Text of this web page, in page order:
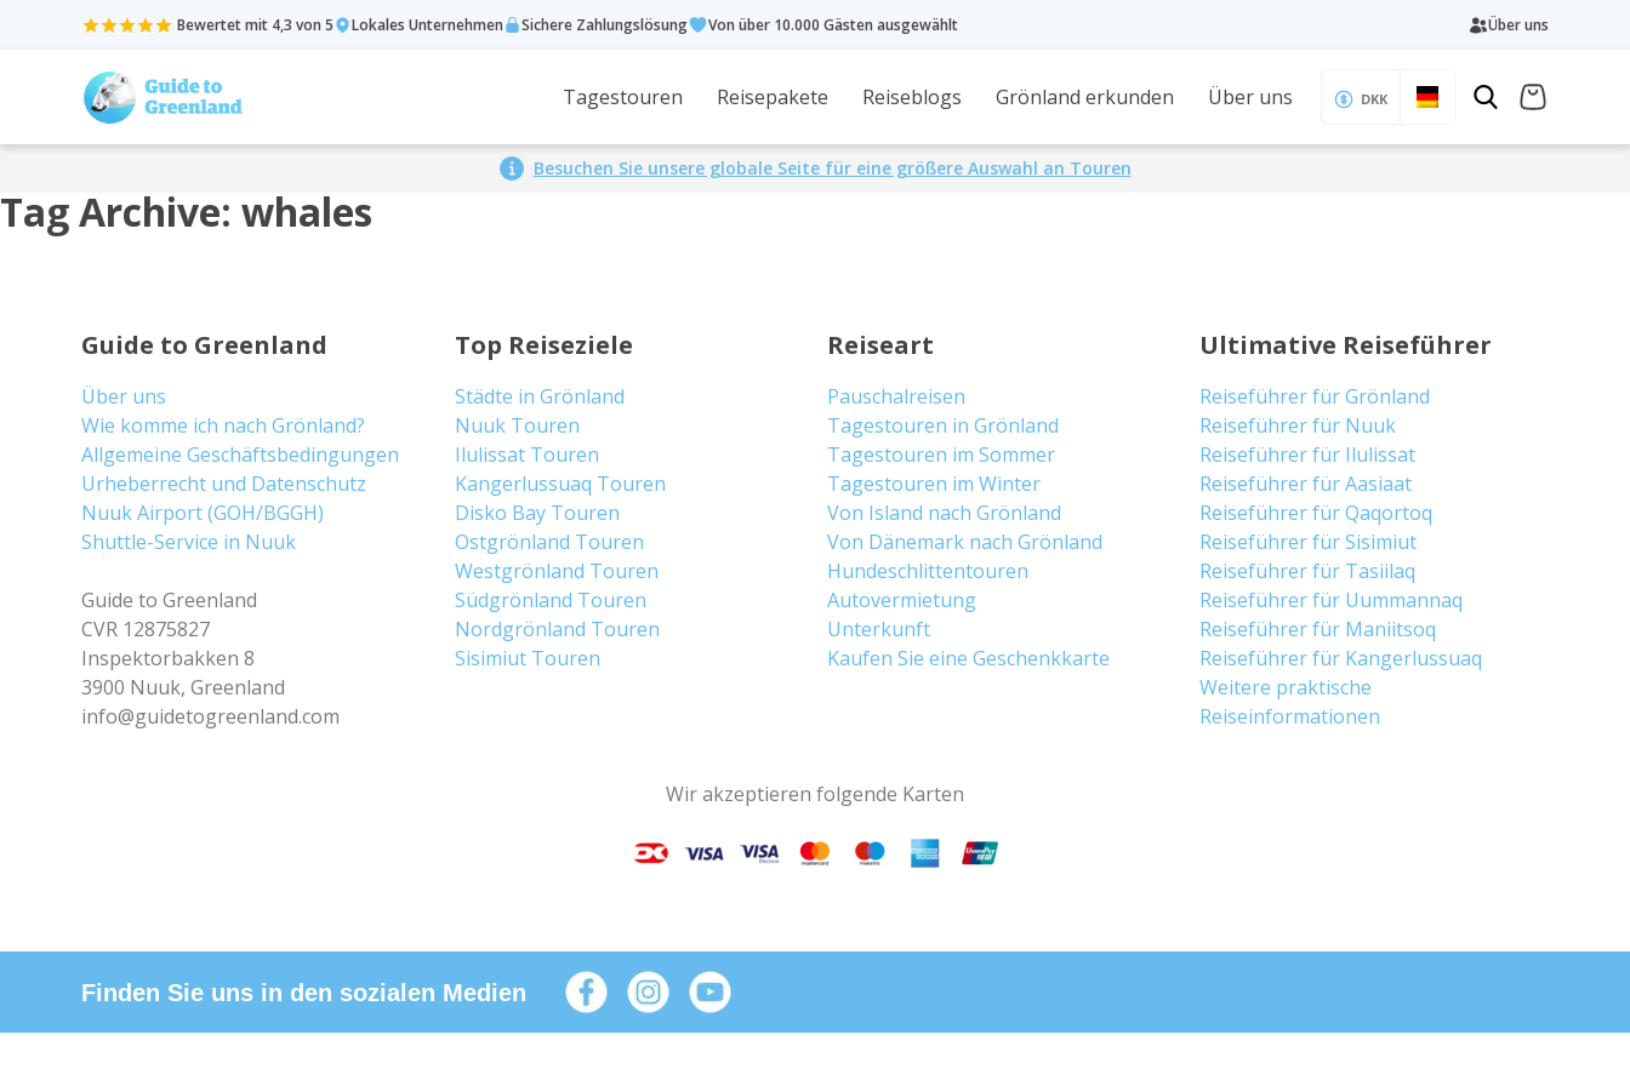
Bewertet mit 4,3 von 5 Lokales Unternehmen Sichere Zahlungslösung Von über 10.000 Gästen ausgewählt Über uns
Tagestouren Reisepakete Reiseblogs Grönland erkunden Über uns DKK
Besuchen Sie unsere globale Seite für eine größere Auswahl an Touren
Tag Archive: whales
Guide to Greenland
Über uns
Wie komme ich nach Grönland?
Allgemeine Geschäftsbedingungen
Urheberrecht und Datenschutz
Nuuk Airport (GOH/BGGH)
Shuttle-Service in Nuuk
Guide to Greenland
CVR 12875827
Inspektorbakken 8
3900 Nuuk, Greenland
info@guidetogreenland.com
Top Reiseziele
Städte in Grönland
Nuuk Touren
Ilulissat Touren
Kangerlussuaq Touren
Disko Bay Touren
Ostgrönland Touren
Westgrönland Touren
Südgrönland Touren
Nordgrönland Touren
Sisimiut Touren
Reiseart
Pauschalreisen
Tagestouren in Grönland
Tagestouren im Sommer
Tagestouren im Winter
Von Island nach Grönland
Von Dänemark nach Grönland
Hundeschlittentouren
Autovermietung
Unterkunft
Kaufen Sie eine Geschenkkarte
Ultimative Reiseführer
Reiseführer für Grönland
Reiseführer für Nuuk
Reiseführer für Ilulissat
Reiseführer für Aasiaat
Reiseführer für Qaqortoq
Reiseführer für Sisimiut
Reiseführer für Tasiilaq
Reiseführer für Uummannaq
Reiseführer für Maniitsoq
Reiseführer für Kangerlussuaq
Weitere praktische
Reiseinformationen
Wir akzeptieren folgende Karten
Finden Sie uns in den sozialen Medien